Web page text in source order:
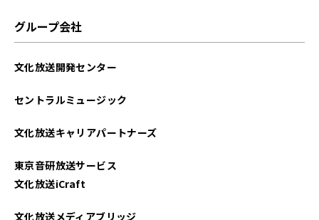
2023年01月
2022年08月
グループ会社
文化放送開発センター
セントラルミュージック
文化放送キャリアパートナーズ
東京音研放送サービス
文化放送iCraft
文化放送メディアブリッジ